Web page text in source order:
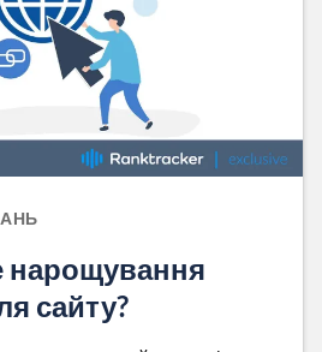
нарощування
сайту?